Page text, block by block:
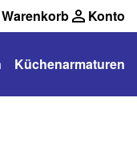
Warenkorb Konto
Küchenarmaturen